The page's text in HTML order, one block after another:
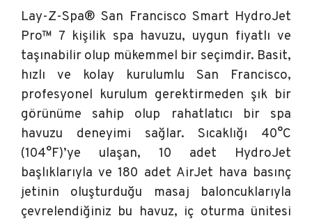
Lay-Z-Spa® San Francisco Smart HydroJet
Pro™ 7 kişilik spa havuzu, uygun fiyatlı ve
taşınabilir olup mükemmel bir seçimdir. Basit,
hızlı ve kolay kurulumlu San Francisco,
profesyonel kurulum gerektirmeden şık bir
görünüme sahip olup rahatlatıcı bir spa
havuzu deneyimi sağlar. Sıcaklığı 40°C
(104°F)’ye ulaşan, 10 adet HydroJet
başlıklarıyla ve 180 adet AirJet hava basınç
jetinin oluşturduğu masaj baloncuklarıyla
çevrelendiğiniz bu havuz, iç oturma ünitesi